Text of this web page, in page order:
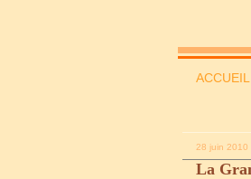
ACCUEIL
28 juin 2010
La